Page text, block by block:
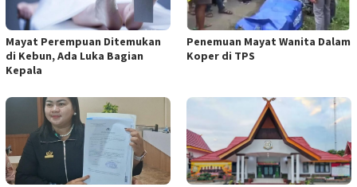
Mayat Perempuan Ditemukan
di Kebun, Ada Luka Bagian
Kepala
Penemuan Mayat Wanita Dalam
Koper di TPS